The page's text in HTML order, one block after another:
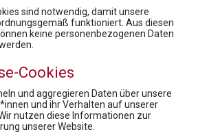
und Compliance im Fokus
sind notwendig, damit unsere
funktioniert. Aus diesen
keine personenbezogenen Daten
Cookies
und aggregieren Daten über unsere
und ihr Verhalten auf unserer
nutzen diese Informationen zur
unserer Website.